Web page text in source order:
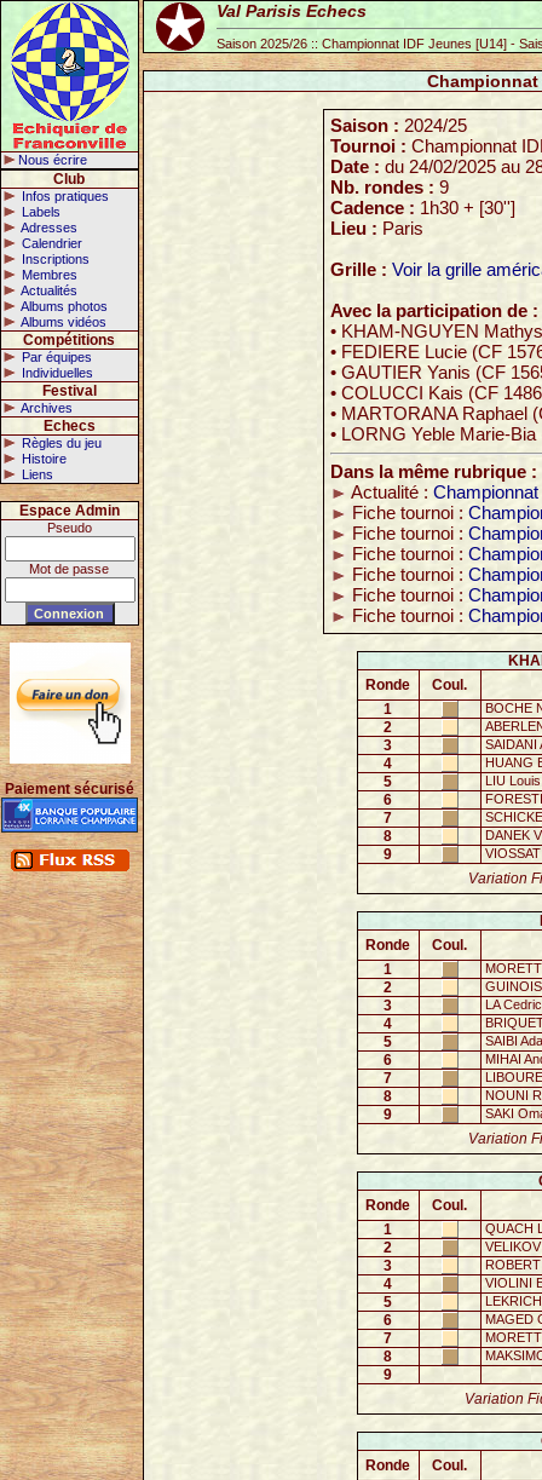
Nous écrire
Club
Infos pratiques
Labels
Adresses
Calendrier
Inscriptions
Membres
Actualités
Albums photos
Albums vidéos
Compétitions
Par équipes
Individuelles
Festival
Archives
Echecs
Règles du jeu
Histoire
Liens
Espace Admin
Pseudo
Mot de passe
Paiement sécurisé
Val Parisis Echecs
Saison 2025/26 :: Championnat IDF Jeunes [U14] -
Championnat
Saison : 2024/25
Tournoi : Championnat
Date : du 24/02/2025 au
Nb. rondes : 9
Cadence : 1h30 + [30'']
Lieu : Paris
Grille : Voir la grille
Avec la participation de :
• KHAM-NGUYEN
• FEDIERE Lucie (CF
• GAUTIER Yanis (CF
• COLUCCI Kais (CF
• MARTORANA Raphael
• LORNG Yeble Marie-Bia
Dans la même rubrique :
Actualité :
Fiche tournoi :
Fiche tournoi :
Fiche tournoi :
Fiche tournoi :
Fiche tournoi :
Fiche tournoi :
Ronde
Coul.
1
BOCHE
2
3 SAIDANI
4 HUANG
5 LIU Louis
6
7
8 DANEK
9
Variation
Ronde
Coul.
1
2
3 LA Cedric
4
5 SAIBI
6 MIHAI
7
8 NOUNI
9 SAKI
Variation
Ronde
Coul.
1
QUACH
2
3
4 VIOLINI
5
6 MAGED
7
8
9
Variation
Ronde
Coul.